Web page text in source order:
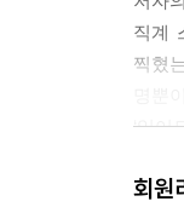
로 굳
력은
이 밝
어떻
직계
찍혔
‘있
간취
회원